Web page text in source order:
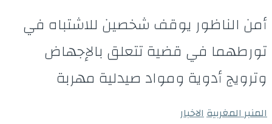
أمن الناظور يوقف شخصين للاشتباه في
تورطهما في قضية تتعلق بالإجهاض
وترويج أدوية ومواد صيدلية مهربة
المنبر المغربيةالاخبار